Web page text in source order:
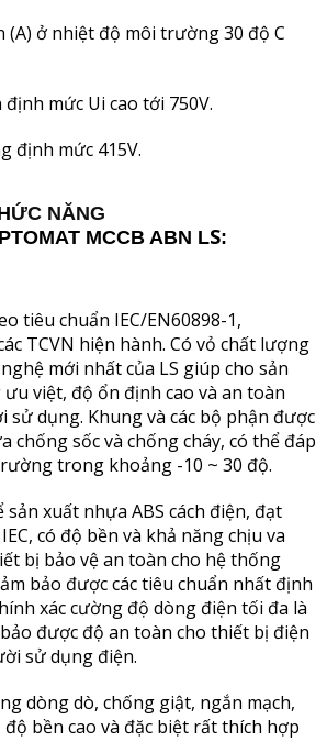
(A) ở nhiệt độ môi trường 30 độ C
mức Ui cao tới 750V.
định mức 415V.
ỨC NĂNG
MCCB ABN LS:
tiêu chuẩn IEC/EN60898-1,
TCVN hiện hành. Có vỏ chất lượng
mới nhất của LS giúp cho sản
việt, độ ổn định cao và an toàn
dụng. Khung và các bộ phận được
chống sốc và chống cháy, có thể đáp
trong khoảng -10 ~ 30 độ.
sản xuất nhựa ABS cách điện, đạt
có độ bền và khả năng chịu va
bị bảo vệ an toàn cho hệ thống
bảo được các tiêu chuẩn nhất định
xác cường độ dòng điện tối đa là
được độ an toàn cho thiết bị điện
sử dụng điện.
dòng dò, chống giật, ngắn mạch,
bền cao và đặc biệt rất thích hợp